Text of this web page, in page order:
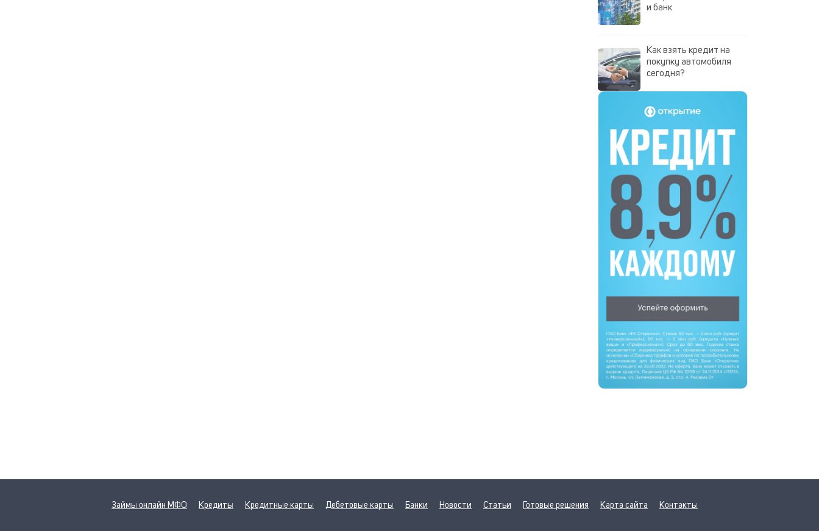
и банк
Как взять кредит на
покупку автомобиля
сегодня?
Займы онлайн МФО Кредиты Кредитные карты Дебетовые карты Банки Новости Статьи Готовые решения Карта сайта Контакты